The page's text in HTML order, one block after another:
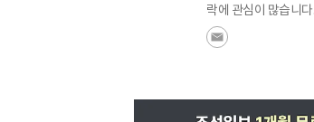
락에 관심이 많습니다.